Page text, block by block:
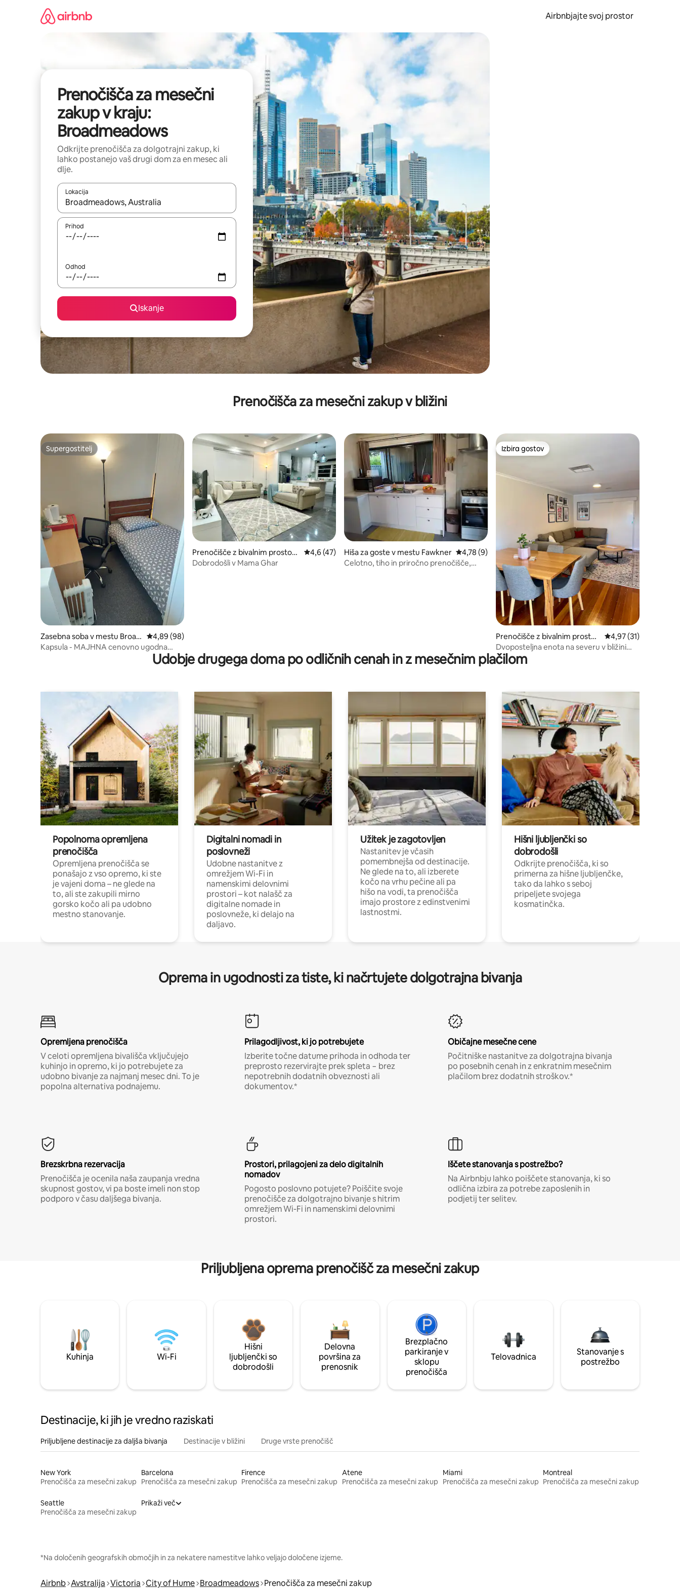
Airbnbjajte svoj prostor
Prenočišča za mesečni
zakup v kraju:
Broadmeadows
Odkrijte prenočišča za dolgotrajni zakup, ki
lahko postanejo vaš drugi dom za en mesec ali
dlje.
Lokacija
Ko so rezultati na voljo, krmarite s puščičnima tipkama gor in dol ali pa raziskujte z dotikom ali podrsljajem.
Prihod
Odhod
Iskanje
Prenočišča za mesečni zakup v bližini
Supergostitelj
Supergostitelj
Zasebna soba v mestu Broad
meadows
Povprečna ocena: 4,89 od 5, št. mnenj: 98
4,89 (98)
Kapsula - MAJHNA cenovno ugodna
Prenočišče z bivalnim prostoro
m v mestu Broadmeadows
Povprečna ocena: 4,6 od 5, št. mnenj: 47
4,6 (47)
Dobrodošli v Mama Ghar
Hiša za goste v mestu Fawkner Povprečna ocena: 4,78 od 5, št. mnenj: 9
4,78 (9)
Celotno, tiho in priročno prenočišče,
Izbira gostov
Izbira gostov
Prenočišče z bivalnim prostor
om v mestu Glenroy
Povprečna ocena:
4,97 (31)
Dvoposteljna enota na severu v bližini
letališča
Udobje drugega doma po odličnih cenah in z mesečnim plačilom
Popolnoma opremljena
prenočišča
Opremljena prenočišča se
ponašajo z vso opremo, ki ste
je vajeni doma – ne glede na
to, ali ste zakupili mirno
gorsko kočo ali pa udobno
mestno stanovanje.
Digitalni nomadi in
poslovneži
Udobne nastanitve z
omrežjem Wi-Fi in
namenskimi delovnimi
prostori – kot nalašč za
digitalne nomade in
poslovneže, ki delajo na
daljavo.
Užitek je zagotovljen
Nastanitev je včasih
pomembnejša od destinacije.
Ne glede na to, ali izberete
kočo na vrhu pečine ali pa
hišo na vodi, ta prenočišča
imajo prostore z edinstvenimi
lastnostmi.
Hišni ljubljenčki so
dobrodošli
Odkrijte prenočišča, ki so
primerna za hišne ljubljenčke,
tako da lahko s seboj
pripeljete svojega
kosmatinčka.
Oprema in ugodnosti za tiste, ki načrtujete dolgotrajna bivanja
Opremljena prenočišča
V celoti opremljena bivališča vključujejo
kuhinjo in opremo, ki jo potrebujete za
udobno bivanje za najmanj mesec dni. To je
popolna alternativa podnajemu.
Prilagodljivost, ki jo potrebujete
Izberite točne datume prihoda in odhoda ter
preprosto rezervirajte prek spleta − brez
nepotrebnih dodatnih obveznosti ali
dokumentov.*
Običajne mesečne cene
Počitniške nastanitve za dolgotrajna bivanja
po posebnih cenah in z enkratnim mesečnim
plačilom brez dodatnih stroškov.*
Brezskrbna rezervacija
Prenočišča je ocenila naša zaupanja vredna
skupnost gostov, vi pa boste imeli non stop
podporo v času daljšega bivanja.
Prostori, prilagojeni za delo digitalnih
nomadov
Pogosto poslovno potujete? Poiščite svoje
prenočišče za dolgotrajno bivanje s hitrim
omrežjem Wi-Fi in namenskimi delovnimi
prostori.
Iščete stanovanja s postrežbo?
Na Airbnbju lahko poiščete stanovanja, ki so
odlična izbira za potrebe zaposlenih in
podjetij ter selitev.
Priljubljena oprema prenočišč za mesečni zakup
Kuhinja Wi-Fi
Hišni
ljubljenčki so
dobrodošli
Delovna
površina za
prenosnik
Brezplačno
parkiranje v
sklopu
prenočišča
Telovadnica
Stanovanje s
postrežbo
Destinacije, ki jih je vredno raziskati
Priljubljene destinacije za daljša bivanja Destinacije v bližini Druge vrste prenočišč
New York
Prenočišča za mesečni zakup
Barcelona
Prenočišča za mesečni zakup
Firence
Prenočišča za mesečni zakup
Atene
Prenočišča za mesečni zakup
Miami
Prenočišča za mesečni zakup
Montreal
Prenočišča za mesečni zakup
Seattle
Prenočišča za mesečni zakup
Prikaži več
*Na določenih geografskih območjih in za nekatere namestitve lahko veljajo določene izjeme.
Airbnb Avstralija Victoria City of Hume Broadmeadows Prenočišča za mesečni zakup